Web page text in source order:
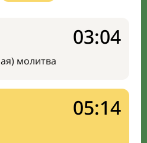
молитва
03:04
05:14